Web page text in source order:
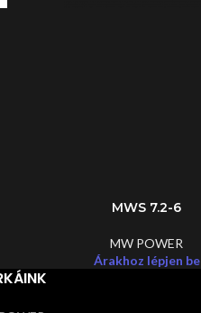
MWS 7.2-6
MW POWER
Árakhoz lépjen be